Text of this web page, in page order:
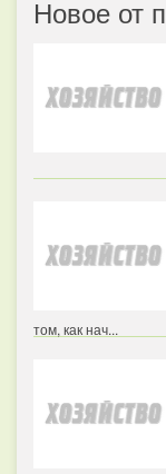
Новое от
том, как нач...